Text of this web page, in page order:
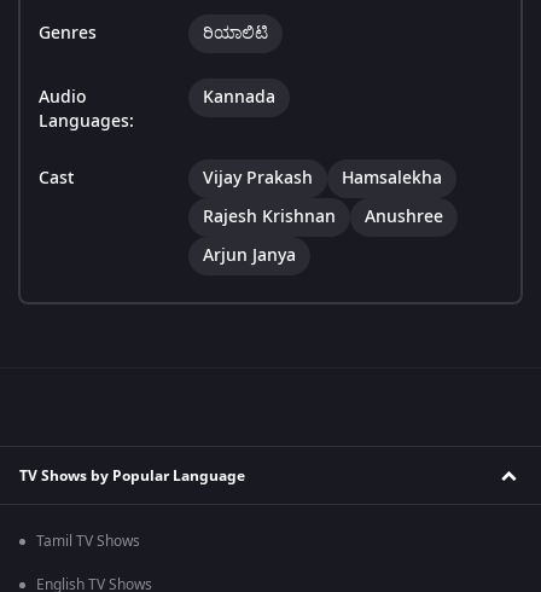
Genres ರಿಯಾಲಿಟಿ
Audio
Languages:
Kannada
Cast Vijay Prakash
Hamsalekha
Rajesh Krishnan
Anushree
Arjun Janya
TV Shows by Popular Language
Tamil TV Shows
English TV Shows